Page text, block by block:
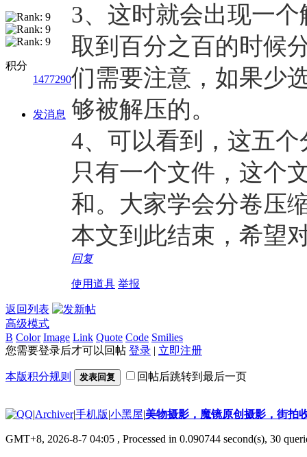
积分
1477290
发消息
3、这时就会出现一
取到百分之百的时候
们需要注意，如果少
够被解压的。
4、可以看到，这五
只有一个文件，这个
和。大家学会分卷压
本文到此结束，希望
回复
使用道具 举报
返回列表
高级模式
B Color Image Link Quote Code Smilies
您需要登录后才可以回帖 登录 | 立即注册
本版积分规则 发表回复 回帖后跳转到最后一页
|Archiver|手机版|小黑屋|美物摄影，魔镜原创摄影，街拍
GMT+8, 2026-8-7 04:05 , Processed in 0.090744 second(s), 30